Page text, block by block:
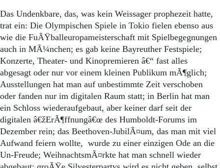
Das Undenkbare, das, was kein Weissager prophezeit hatte,
trat ein: Die Olympischen Spiele in Tokio fielen ebenso aus
wie die FuÃŸballeuropameisterschaft mit Spielbegegnungen
auch in MÃ¼nchen; es gab keine Bayreuther Festspiele;
Konzerte, Theater- und Kinopremieren â€“ fast alles
abgesagt oder nur vor einem kleinen Publikum mÃ¶glich;
Ausstellungen hat man auf unbestimmte Zeit verschoben
oder fanden nur im digitalen Raum statt; in Berlin hat man
ein Schloss wiederaufgebaut, aber keiner darf seit der
digitalen â€žErÃ¶ffnungâ€œ des Humboldt-Forums im
Dezember rein; das Beethoven-JubilÃ¤um, das man mit viel
Aufwand feiern wollte, wurde zu einer einzigen Ode an die
Un-Freude; WeihnachtsmÃ¤rkte hat man schnell wieder